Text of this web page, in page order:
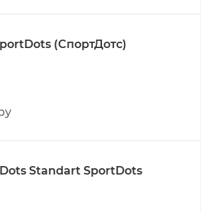
(СпортДотс)
Standart SportDots